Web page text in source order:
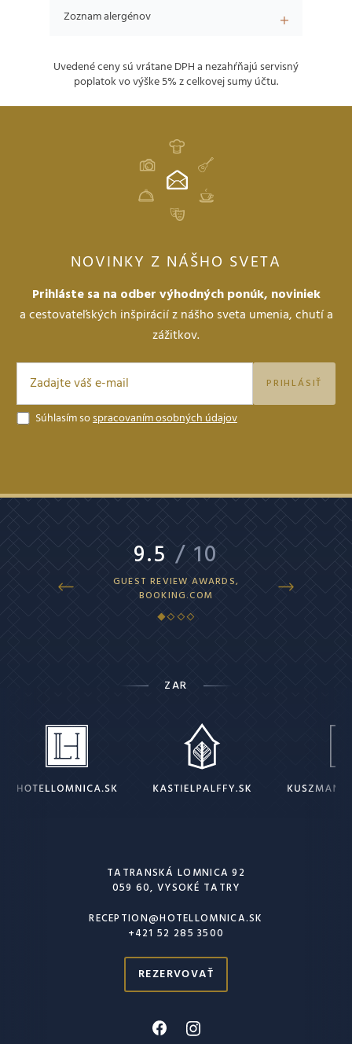
Zoznam alergénov
Uvedené ceny sú vrátane DPH a nezahŕňajú servisný
poplatok vo výške 5% z celkovej sumy účtu.
NOVINKY Z NÁŠHO SVETA
Prihláste sa na odber výhodných ponúk, noviniek
a cestovateľských inšpirácií z nášho sveta umenia, chutí a
zážitkov.
PRIHLÁSIŤ
Súhlasím sospracovaním osobných údajov
9.5 / 10
GUEST REVIEW AWARDS,
BOOKING.COM
SUPERB,
ZAR
TATRANSKÁ LOMNICA 92
059 60, VYSOKÉ TATRY
REZERVOVAŤ
RECEPTION@HOTELLOMNICA.SK
+421 52 285 3500